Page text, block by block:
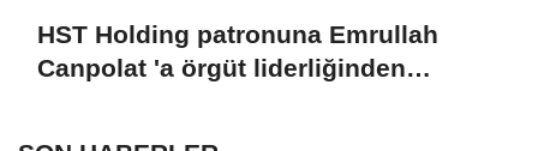
HST Holding patronuna Emrullah
Canpolat 'a örgüt liderliğinden